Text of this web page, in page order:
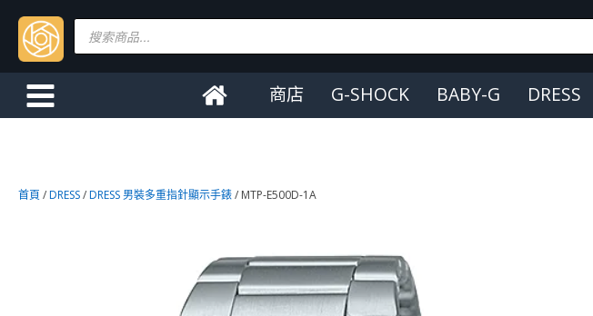
Products
search
商店 G-SHOCK BABY-G DRESS
首頁 /DRESS/DRESS 男裝多重指針顯示手錶/ MTP-E500D-1A